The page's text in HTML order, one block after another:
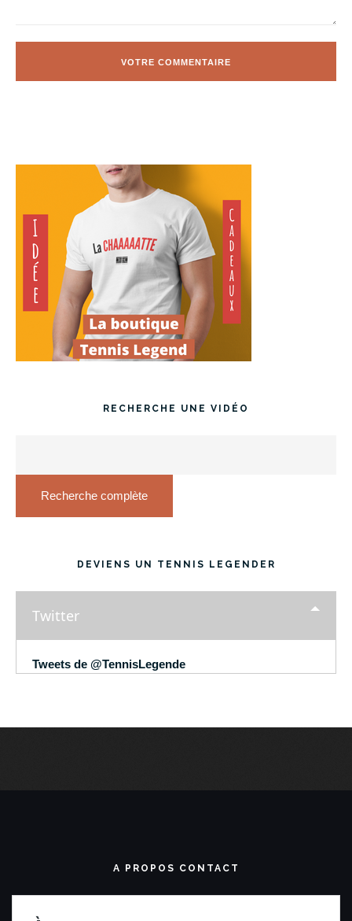
RECHERCHE UNE VIDÉO
Recherche complète
DEVIENS UN TENNIS LEGENDER
Twitter
Tweets de @TennisLegende
A PROPOS CONTACT